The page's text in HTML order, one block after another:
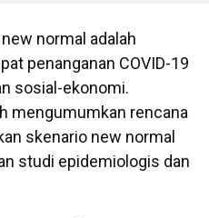
normal adalah
penanganan COVID-19
sosial-ekonomi.
mengumumkan rencana
skenario new normal
studi epidemiologis dan